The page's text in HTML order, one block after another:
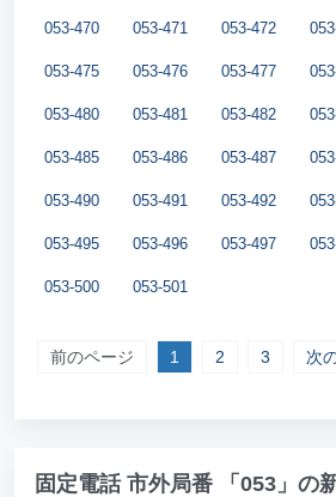
053-470 053-471 053-472
053-475 053-476 053-477
053-480 053-481 053-482
053-485 053-486 053-487
053-490 053-491 053-492
053-495 053-496 053-497
053-500 053-501
前のページ 1 2 3 次
固定電話 市外局番 「053」の